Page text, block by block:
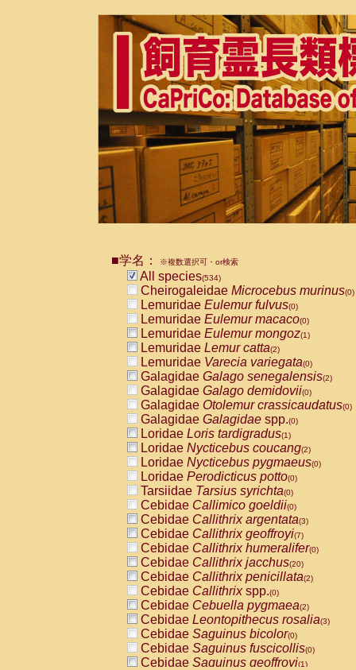
■学名： ※複数選択可・or検索
All species(534)
Cheirogaleidae Microcebus murinus(0)
Lemuridae Eulemur fulvus(0)
Lemuridae Eulemur macaco(0)
Lemuridae Eulemur mongoz(1)
Lemuridae Lemur catta(2)
Lemuridae Varecia variegata(0)
Galagidae Galago senegalensis(2)
Galagidae Galago demidovii(0)
Galagidae Otolemur crassicaudatus(0)
Galagidae Galagidae spp.(0)
Loridae Loris tardigradus(1)
Loridae Nycticebus coucang(2)
Loridae Nycticebus pygmaeus(0)
Loridae Perodicticus potto(0)
Tarsiidae Tarsius syrichta(0)
Cebidae Callimico goeldii(0)
Cebidae Callithrix argentata(3)
Cebidae Callithrix geoffroyi(7)
Cebidae Callithrix humeralifer(0)
Cebidae Callithrix jacchus(20)
Cebidae Callithrix penicillata(2)
Cebidae Callithrixspp.(0)
Cebidae Cebuella pygmaea(2)
Cebidae Leontopithecus rosalia(3)
Cebidae Saguinus bicolor(0)
Cebidae Saguinus fuscicollis(0)
Cebidae Saguinus geoffroyi(1)